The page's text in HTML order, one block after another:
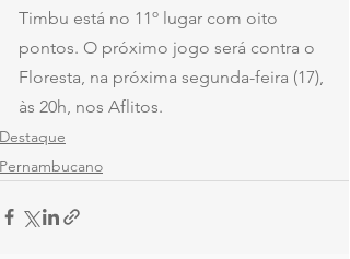
Timbu está no 11º lugar com oito
pontos. O próximo jogo será contra o
Floresta, na próxima segunda-feira (17),
às 20h, nos Aflitos.
Destaque
Pernambucano